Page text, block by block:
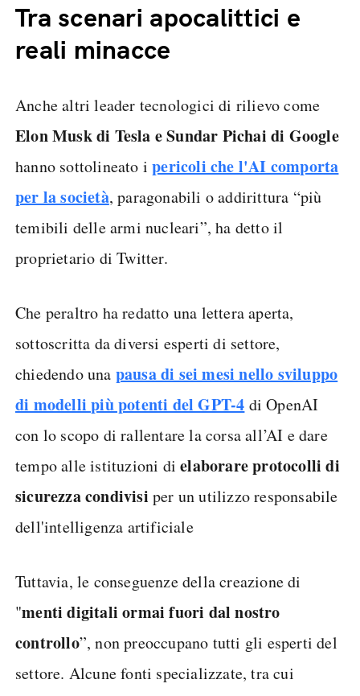
Tra scenari apocalittici e
reali minacce
Anche altri leader tecnologici di rilievo come
Elon Musk di Tesla e Sundar Pichai di Google
hanno sottolineato ipericoli che l'AI comporta
per la società, paragonabili o addirittura “più
temibili delle armi nucleari”, ha detto il
proprietario di Twitter.
Che peraltro ha redatto una lettera aperta,
sottoscritta da diversi esperti di settore,
chiedendo una pausa di sei mesi nello sviluppo
di modelli più potenti del GPT-4 di OpenAI
con lo scopo di rallentare la corsa all’AI e dare
tempo alle istituzioni dielaborare protocolli di
sicurezza condivisi per un utilizzo responsabile
dell'intelligenza artificiale
Tuttavia, le conseguenze della creazione di
"menti digitali ormai fuori dal nostro
controllo”, non preoccupano tutti gli esperti del
settore. Alcune fonti specializzate, tra cui